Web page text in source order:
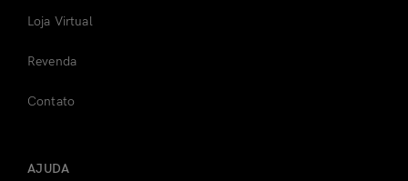
Loja Virtual
Revenda
Contato
AJUDA